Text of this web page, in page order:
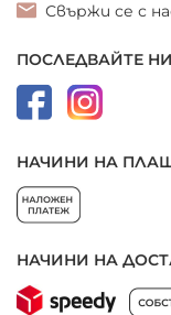
Свържи се с
ПОСЛЕДВАЙТЕ НИ
НАЧИНИ НА
НАЧИНИ НА